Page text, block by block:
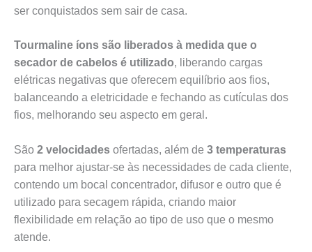
ser conquistados sem sair de casa.
Tourmaline íons são liberados à medida que o
secador de cabelos é utilizado, liberando cargas
elétricas negativas que oferecem equilíbrio aos fios,
balanceando a eletricidade e fechando as cutículas dos
fios, melhorando seu aspecto em geral.
São 2 velocidades ofertadas, além de 3 temperaturas
para melhor ajustar-se às necessidades de cada cliente,
contendo um bocal concentrador, difusor e outro que é
utilizado para secagem rápida, criando maior
flexibilidade em relação ao tipo de uso que o mesmo
atende.